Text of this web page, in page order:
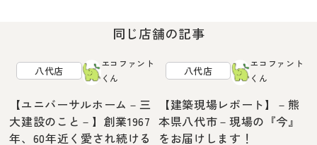
同じ店舗の記事
八代店
エコファント
くん
【ユニバーサルホーム－三
大建設のこと－】創業1967
年、60年近く愛され続ける
八代店
エコファント
くん
【建築現場レポート】－熊
本県八代市－現場の『今』
をお届けします！